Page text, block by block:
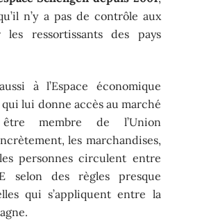
n’y a pas de contrôle aux
ressortissants des pays
à l’Espace économique
qui lui donne accès au marché
membre de l’Union
les marchandises,
personnes circulent entre
selon des règles presque
qui s’appliquent entre la